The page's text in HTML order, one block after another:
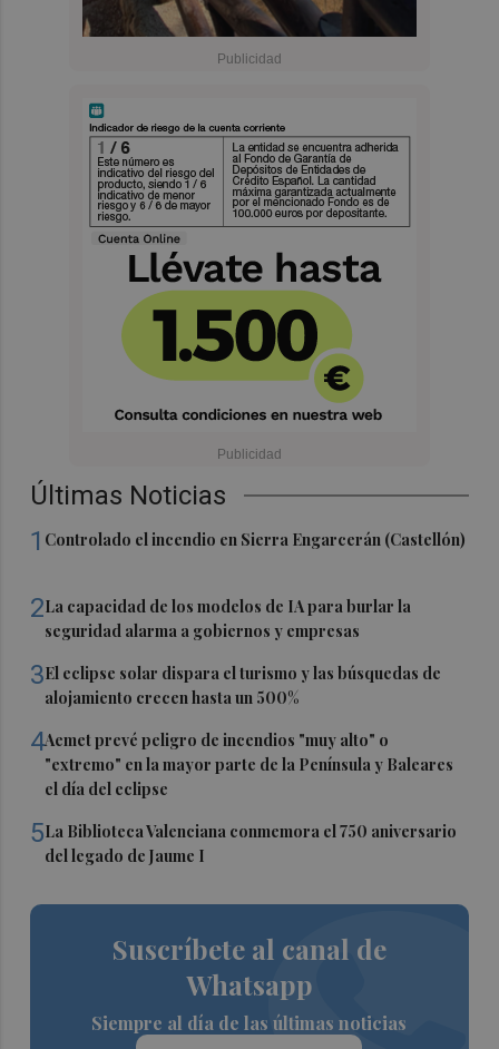
Últimas Noticias
1 Controlado el incendio en Sierra Engarcerán (Castellón)
2La capacidad de los modelos de IA para burlar la
seguridad alarma a gobiernos y empresas
3El eclipse solar dispara el turismo y las búsquedas de
alojamiento crecen hasta un 500%
4Aemet prevé peligro de incendios "muy alto" o
"extremo" en la mayor parte de la Península y Baleares
el día del eclipse
5La Biblioteca Valenciana conmemora el 750 aniversario
del legado de Jaume I
Suscríbete al canal de
Whatsapp
Siempre al día de las últimas noticias